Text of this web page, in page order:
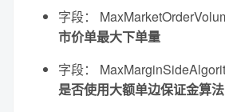
字段：
市价单最大下单量
字段：
是否使用大额单边保证金算法